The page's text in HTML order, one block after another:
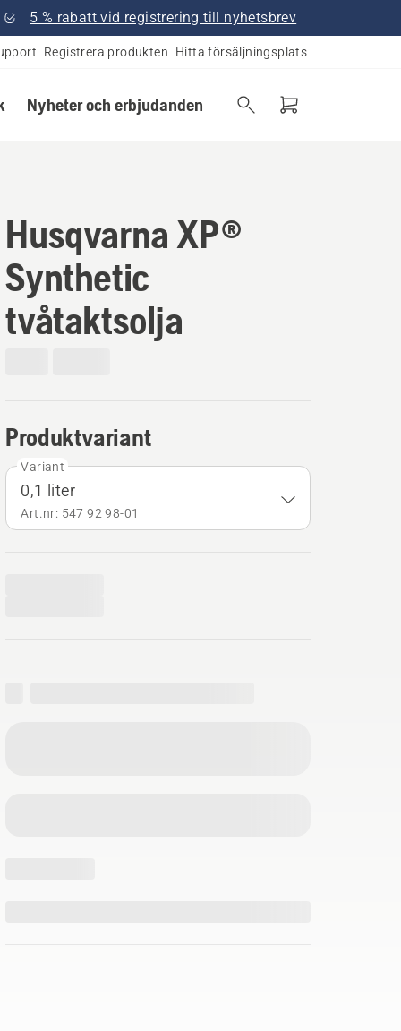
5 % rabatt vid registrering till nyhetsbrev
Registrera produkten Hitta försäljningsplats
Nyheter och erbjudanden
Husqvarna XP®
Synthetic
tvåtaktsolja
Produktvariant
Variant
0,1 liter
Art.nr: 547 92 98‑01